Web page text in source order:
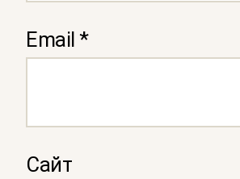
Email*
Сайт